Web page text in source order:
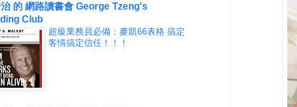
的 網路讀書會 George Tzeng's
Club
超級業務員必備：麥凱66表格 搞定
客情搞定信任！！！